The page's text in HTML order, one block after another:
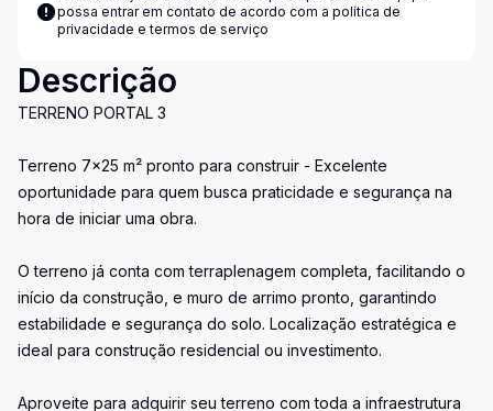
possa entrar em contato de acordo com a política de
privacidade e termos de serviço
Descrição
TERRENO PORTAL 3
Terreno 7x25 m² pronto para construir - Excelente
oportunidade para quem busca praticidade e segurança na
hora de iniciar uma obra.
O terreno já conta com terraplenagem completa, facilitando o
início da construção, e muro de arrimo pronto, garantindo
estabilidade e segurança do solo. Localização estratégica e
ideal para construção residencial ou investimento.
Aproveite para adquirir seu terreno com toda a infraestrutura